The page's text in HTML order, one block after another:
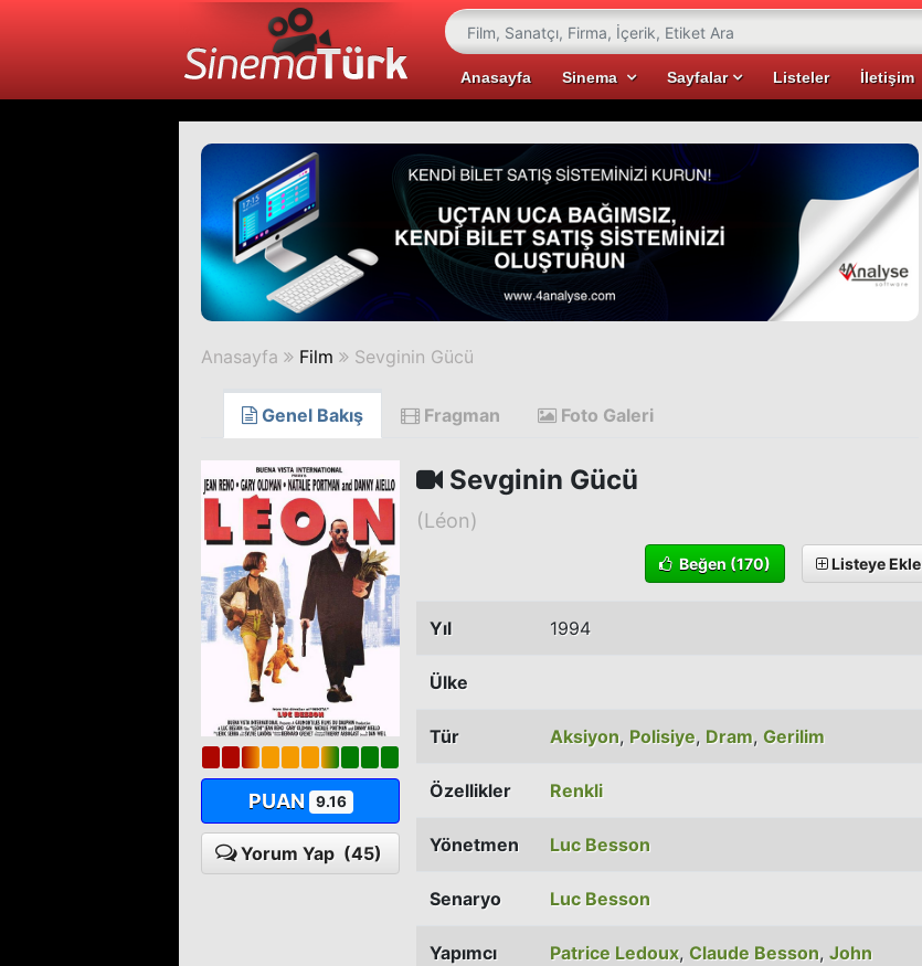
Anasayfa Sinema Sayfalar Listeler İletişim
Anasayfa Film Sevginin Gücü
Genel Bakış Fragman Foto Galeri
PUAN 9.16
Yorum Yap (45)
Sevginin Gücü
(Léon)
Beğen (170) Listeye Ekle
Yıl 1994
Ülke
Tür Aksiyon, Polisiye, Dram, Gerilim
Özellikler Renkli
Yönetmen Luc Besson
Senaryo Luc Besson
Yapımcı Patrice Ledoux, Claude Besson, John